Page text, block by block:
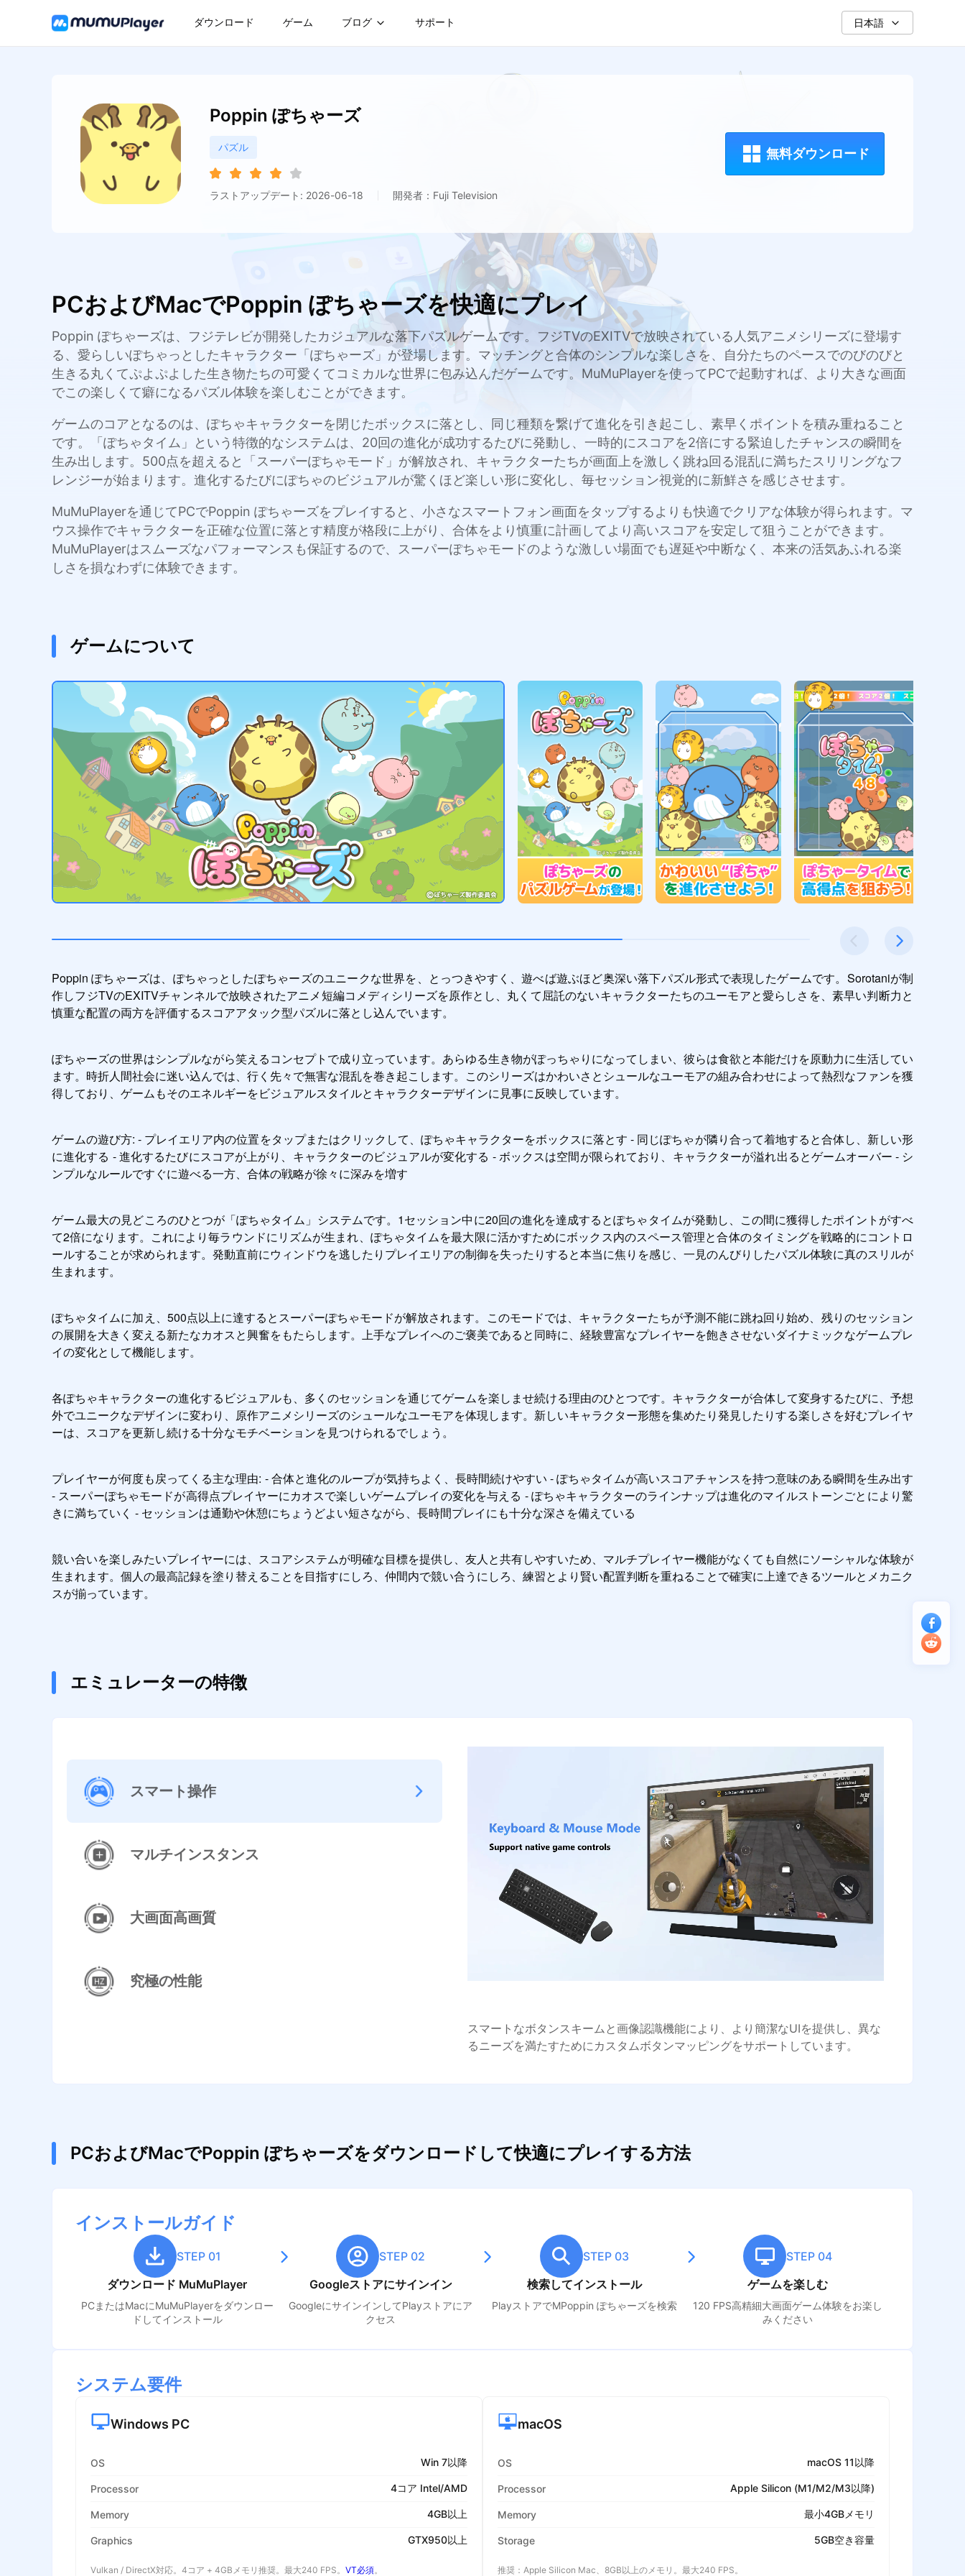
ダウンロード ゲーム ブログ サポート 日本語
Poppin ぽちゃーズ
パズル
ラストアップデート: 2026-06-18 開発者：Fuji Television
無料ダウンロード
PCおよびMacでPoppin ぽちゃーズを快適にプレイ
Poppin ぽちゃーズは、フジテレビが開発したカジュアルな落下パズルゲームです。フジTVのEXITVで放映されている人気アニメシリーズに登場す
る、愛らしいぽちゃっとしたキャラクター「ぽちゃーズ」が登場します。マッチングと合体のシンプルな楽しさを、自分たちのペースでのびのびと
生きる丸くてぷよぷよした生き物たちの可愛くてコミカルな世界に包み込んだゲームです。MuMuPlayerを使ってPCで起動すれば、より大きな画面
でこの楽しくて癖になるパズル体験を楽しむことができます。
ゲームのコアとなるのは、ぽちゃキャラクターを閉じたボックスに落とし、同じ種類を繋げて進化を引き起こし、素早くポイントを積み重ねること
です。「ぽちゃタイム」という特徴的なシステムは、20回の進化が成功するたびに発動し、一時的にスコアを2倍にする緊迫したチャンスの瞬間を
生み出します。500点を超えると「スーパーぽちゃモード」が解放され、キャラクターたちが画面上を激しく跳ね回る混乱に満ちたスリリングなフ
レンジーが始まります。進化するたびにぽちゃのビジュアルが驚くほど楽しい形に変化し、毎セッション視覚的に新鮮さを感じさせます。
MuMuPlayerを通じてPCでPoppin ぽちゃーズをプレイすると、小さなスマートフォン画面をタップするよりも快適でクリアな体験が得られます。マ
ウス操作でキャラクターを正確な位置に落とす精度が格段に上がり、合体をより慎重に計画してより高いスコアを安定して狙うことができます。
MuMuPlayerはスムーズなパフォーマンスも保証するので、スーパーぽちゃモードのような激しい場面でも遅延や中断なく、本来の活気あふれる楽
しさを損なわずに体験できます。
ゲームについて
Poppin ぽちゃーズは、ぽちゃっとしたぽちゃーズのユニークな世界を、とっつきやすく、遊べば遊ぶほど奥深い落下パズル形式で表現したゲームです。Sorotaniが制
作しフジTVのEXITVチャンネルで放映されたアニメ短編コメディシリーズを原作とし、丸くて屈託のないキャラクターたちのユーモアと愛らしさを、素早い判断力と
慎重な配置の両方を評価するスコアアタック型パズルに落とし込んでいます。
ぽちゃーズの世界はシンプルながら笑えるコンセプトで成り立っています。あらゆる生き物がぽっちゃりになってしまい、彼らは食欲と本能だけを原動力に生活してい
ます。時折人間社会に迷い込んでは、行く先々で無害な混乱を巻き起こします。このシリーズはかわいさとシュールなユーモアの組み合わせによって熱烈なファンを獲
得しており、ゲームもそのエネルギーをビジュアルスタイルとキャラクターデザインに見事に反映しています。
ゲームの遊び方: - プレイエリア内の位置をタップまたはクリックして、ぽちゃキャラクターをボックスに落とす - 同じぽちゃが隣り合って着地すると合体し、新しい形
に進化する - 進化するたびにスコアが上がり、キャラクターのビジュアルが変化する - ボックスは空間が限られており、キャラクターが溢れ出るとゲームオーバー - シ
ンプルなルールですぐに遊べる一方、合体の戦略が徐々に深みを増す
ゲーム最大の見どころのひとつが「ぽちゃタイム」システムです。1セッション中に20回の進化を達成するとぽちゃタイムが発動し、この間に獲得したポイントがすべ
て2倍になります。これにより毎ラウンドにリズムが生まれ、ぽちゃタイムを最大限に活かすためにボックス内のスペース管理と合体のタイミングを戦略的にコントロ
ールすることが求められます。発動直前にウィンドウを逃したりプレイエリアの制御を失ったりすると本当に焦りを感じ、一見のんびりしたパズル体験に真のスリルが
生まれます。
ぽちゃタイムに加え、500点以上に達するとスーパーぽちゃモードが解放されます。このモードでは、キャラクターたちが予測不能に跳ね回り始め、残りのセッション
の展開を大きく変える新たなカオスと興奮をもたらします。上手なプレイへのご褒美であると同時に、経験豊富なプレイヤーを飽きさせないダイナミックなゲームプレ
イの変化として機能します。
各ぽちゃキャラクターの進化するビジュアルも、多くのセッションを通じてゲームを楽しませ続ける理由のひとつです。キャラクターが合体して変身するたびに、予想
外でユニークなデザインに変わり、原作アニメシリーズのシュールなユーモアを体現します。新しいキャラクター形態を集めたり発見したりする楽しさを好むプレイヤ
ーは、スコアを更新し続ける十分なモチベーションを見つけられるでしょう。
プレイヤーが何度も戻ってくる主な理由: - 合体と進化のループが気持ちよく、長時間続けやすい - ぽちゃタイムが高いスコアチャンスを持つ意味のある瞬間を生み出す
- スーパーぽちゃモードが高得点プレイヤーにカオスで楽しいゲームプレイの変化を与える - ぽちゃキャラクターのラインナップは進化のマイルストーンごとにより驚
きに満ちていく - セッションは通勤や休憩にちょうどよい短さながら、長時間プレイにも十分な深さを備えている
競い合いを楽しみたいプレイヤーには、スコアシステムが明確な目標を提供し、友人と共有しやすいため、マルチプレイヤー機能がなくても自然にソーシャルな体験が
生まれます。個人の最高記録を塗り替えることを目指すにしろ、仲間内で競い合うにしろ、練習とより賢い配置判断を重ねることで確実に上達できるツールとメカニク
スが揃っています。
エミュレーターの特徴
スマート操作
マルチインスタンス
大画面高画質
究極の性能
スマートなボタンスキームと画像認識機能により、より簡潔なUIを提供し、異な
るニーズを満たすためにカスタムボタンマッピングをサポートしています。
PCおよびMacでPoppin ぽちゃーズをダウンロードして快適にプレイする方法
インストールガイド
STEP 01
ダウンロード MuMuPlayer
PCまたはMacにMuMuPlayerをダウンロー
ドしてインストール
STEP 02
Googleストアにサインイン
GoogleにサインインしてPlayストアにア
クセス
STEP 03
検索してインストール
PlayストアでMPoppin ぽちゃーズを検索
STEP 04
ゲームを楽しむ
120 FPS高精細大画面ゲーム体験をお楽し
みください
システム要件
Windows PC
OS Win 7以降
Processor 4コア Intel/AMD
Memory 4GB以上
Graphics GTX950以上
Vulkan / DirectX対応。4コア + 4GBメモリ推奨。最大240 FPS。 VT必須。
macOS
OS macOS 11以降
Processor Apple Silicon (M1/M2/M3以降)
Memory 最小4GBメモリ
Storage 5GB空き容量
推奨：Apple Silicon Mac、8GB以上のメモリ。最大240 FPS。